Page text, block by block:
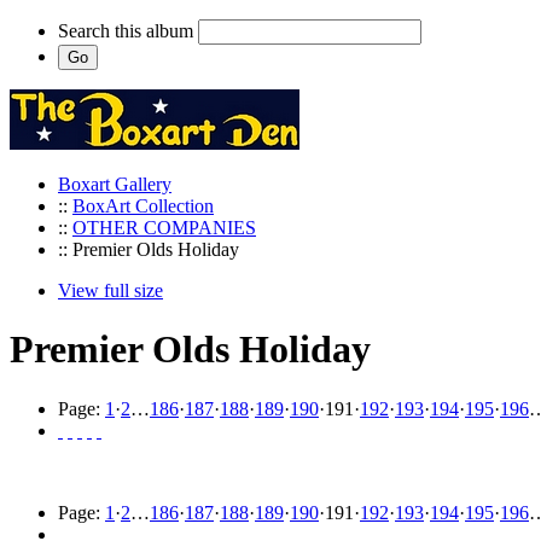
Search this album
Boxart Gallery
:: BoxArt Collection
:: OTHER COMPANIES
:: Premier Olds Holiday
View full size
Premier Olds Holiday
Page: 1 ·2…186·187·188·189·190·191 ·192·193·194·195·196
Page: 1 ·2…186·187·188·189·190·191 ·192·193·194·195·196